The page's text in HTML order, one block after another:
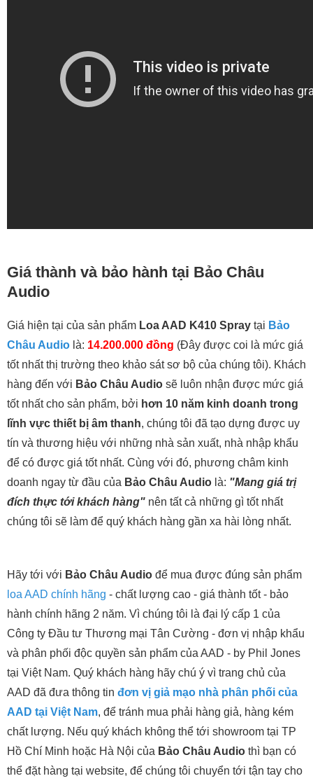
Giá thành và bảo hành tại Bảo Châu
Audio
Giá hiện tại của sản phẩm Loa AAD K410 Spray tại Bảo
Châu Audio là: 14.200.000 đồng (Đây được coi là mức giá
tốt nhất thị trường theo khảo sát sơ bộ của chúng tôi). Khách
hàng đến với Bảo Châu Audio sẽ luôn nhận được mức giá
tốt nhất cho sản phẩm, bởi hơn 10 năm kinh doanh trong
lĩnh vực thiết bị âm thanh, chúng tôi đã tạo dựng được uy
tín và thương hiệu với những nhà sản xuất, nhà nhập khẩu
để có được giá tốt nhất. Cùng với đó, phương châm kinh
doanh ngay từ đầu của Bảo Châu Audio là: "Mang giá trị
đích thực tới khách hàng" nên tất cả những gì tốt nhất
chúng tôi sẽ làm để quý khách hàng gần xa hài lòng nhất.
Hãy tới với Bảo Châu Audio để mua được đúng sản phẩm
loa AAD chính hãng - chất lượng cao - giá thành tốt - bảo
hành chính hãng 2 năm. Vì chúng tôi là đại lý cấp 1 của
Công ty Đầu tư Thương mại Tân Cường - đơn vị nhập khẩu
và phân phối độc quyền sản phẩm của AAD - by Phil Jones
tại Việt Nam. Quý khách hàng hãy chú ý vì trang chủ của
AAD đã đưa thông tin đơn vị giả mạo nhà phân phối của
AAD tại Việt Nam, để tránh mua phải hàng giả, hàng kém
chất lượng. Nếu quý khách không thể tới showroom tại TP
Hồ Chí Minh hoặc Hà Nội của Bảo Châu Audio thì bạn có
thể đặt hàng tại website, để chúng tôi chuyển tới tận tay cho